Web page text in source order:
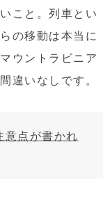
こと。列車とい
の移動は本当に
ウントラビニア
違いなしです。
意点が書かれ